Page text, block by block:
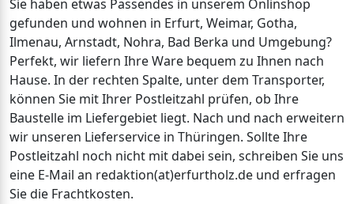
Sie haben etwas Passendes in unserem Onlinshop
gefunden und wohnen in Erfurt, Weimar, Gotha,
Ilmenau, Arnstadt, Nohra, Bad Berka und Umgebung?
Perfekt, wir liefern Ihre Ware bequem zu Ihnen nach
Hause. In der rechten Spalte, unter dem Transporter,
können Sie mit Ihrer Postleitzahl prüfen, ob Ihre
Baustelle im Liefergebiet liegt. Nach und nach erweitern
wir unseren Lieferservice in Thüringen. Sollte Ihre
Postleitzahl noch nicht mit dabei sein, schreiben Sie uns
eine E-Mail an redaktion(at)erfurtholz.de und erfragen
Sie die Frachtkosten.